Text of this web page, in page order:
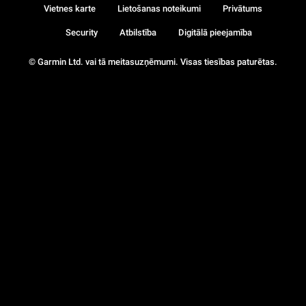
© Garmin Ltd. vai tā meitasuzņēmumi. Visas tiesības paturētas.
Vietnes karte Lietošanas noteikumi Privātums
Security Atbilstība Digitālā pieejamība